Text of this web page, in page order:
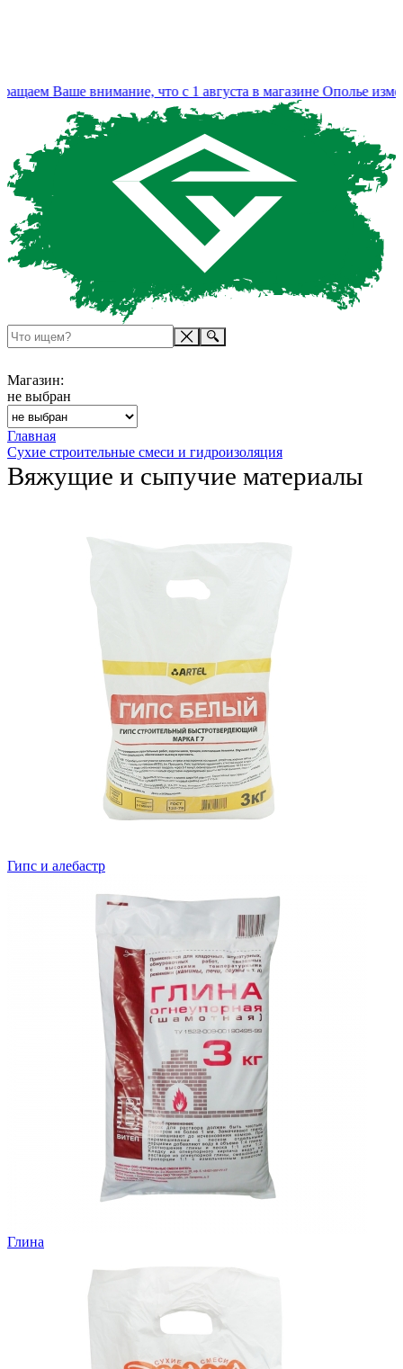
Ваше внимание, что с 1 августа в магазине Ополье
Магазин:
не выбран
Главная
Сухие строительные смеси и гидроизоляция
Вяжущие и сыпучие материалы
Гипс и алебастр
Глина